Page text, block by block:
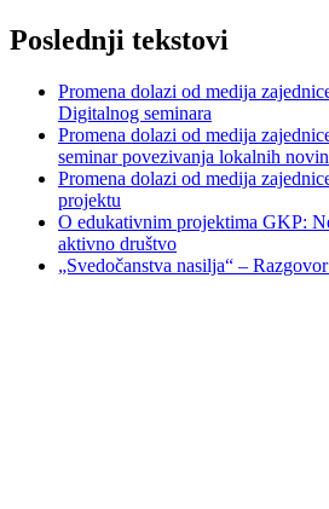
Poslednji tekstovi
Promena dolazi od medija
Digitalnog seminara
Promena dolazi od medija
seminar povezivanja lokalnih
Promena dolazi od medija
projektu
O edukativnim projektima GKP:
aktivno društvo
„Svedočanstva nasilja“ –